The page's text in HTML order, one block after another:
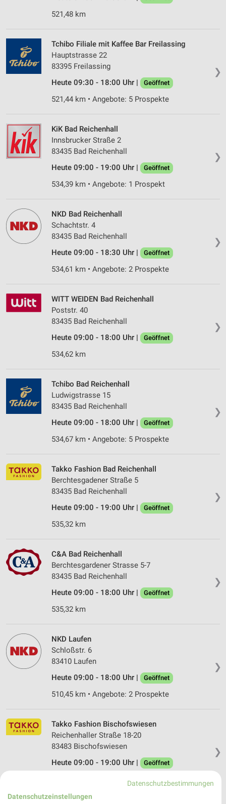
521,48 km
❯
Tchibo Filiale mit Kaffee Bar Freilassing
Hauptstrasse 22
83395 Freilassing
Heute 09:30 - 18:00 Uhr |
Geöffnet
521,44 km • Angebote: 5 Prospekte
❯
KiK Bad Reichenhall
Innsbrucker Straße 2
83435 Bad Reichenhall
Heute 09:00 - 19:00 Uhr |
Geöffnet
534,39 km • Angebote: 1 Prospekt
❯
NKD Bad Reichenhall
Schachtstr. 4
83435 Bad Reichenhall
Heute 09:00 - 18:30 Uhr |
Geöffnet
534,61 km • Angebote: 2 Prospekte
❯
WITT WEIDEN Bad Reichenhall
Poststr. 40
83435 Bad Reichenhall
Heute 09:00 - 18:00 Uhr |
Geöffnet
534,62 km
❯
Tchibo Bad Reichenhall
Ludwigstrasse 15
83435 Bad Reichenhall
Heute 09:00 - 18:00 Uhr |
Geöffnet
534,67 km • Angebote: 5 Prospekte
❯
Takko Fashion Bad Reichenhall
Berchtesgadener Straße 5
83435 Bad Reichenhall
Heute 09:00 - 19:00 Uhr |
Geöffnet
535,32 km
❯
C&A Bad Reichenhall
Berchtesgardener Strasse 5-7
83435 Bad Reichenhall
Heute 09:00 - 18:00 Uhr |
Geöffnet
535,32 km
❯
NKD Laufen
Schloßstr. 6
83410 Laufen
Heute 09:00 - 18:00 Uhr |
Geöffnet
510,45 km • Angebote: 2 Prospekte
❯
Takko Fashion Bischofswiesen
Reichenhaller Straße 18-20
83483 Bischofswiesen
Heute 09:00 - 19:00 Uhr |
Geöffnet
Datenschutzbestimmungen
Datenschutzeinstellungen